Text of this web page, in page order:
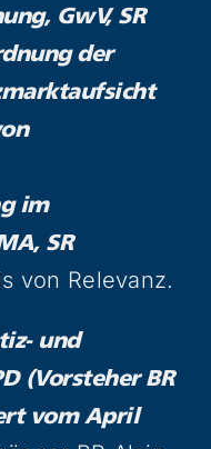
GwV, SR
der
im
SR
von Relevanz.
und
(Vorsteher BR
vom April